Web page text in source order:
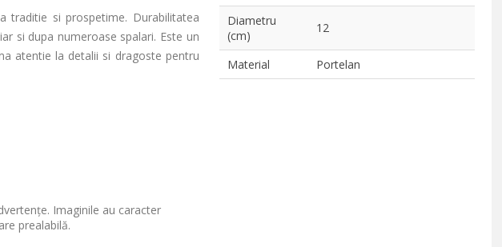
traditie si prospetime. Durabilitatea
si dupa numeroase spalari. Este un
atentie la detalii si dragoste pentru
Diametru
(cm)
12
Material Portelan
Imaginile au caracter
prealabilă.